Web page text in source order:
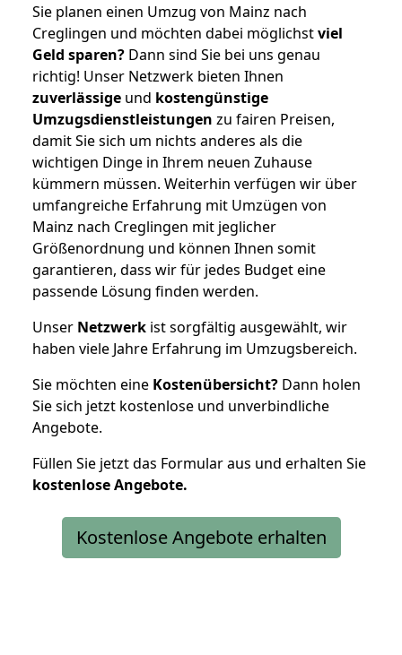
Sie planen einen Umzug von Mainz nach
Creglingen und möchten dabei möglichstviel
Geld sparen? Dann sind Sie bei uns genau
richtig! Unser Netzwerk bieten Ihnen
zuverlässige und kostengünstige
Umzugsdienstleistungen zu fairen Preisen,
damit Sie sich um nichts anderes als die
wichtigen Dinge in Ihrem neuen Zuhause
kümmern müssen. Weiterhin verfügen wir über
umfangreiche Erfahrung mit Umzügen von
Mainz nach Creglingen mit jeglicher
Größenordnung und können Ihnen somit
garantieren, dass wir für jedes Budget eine
passende Lösung finden werden.
Unser Netzwerk ist sorgfältig ausgewählt, wir
haben viele Jahre Erfahrung im Umzugsbereich.
Sie möchten eine Kostenübersicht? Dann holen
Sie sich jetzt kostenlose und unverbindliche
Angebote.
Füllen Sie jetzt das Formular aus und erhalten Sie
kostenloseAngebote.
Kostenlose Angebote erhalten